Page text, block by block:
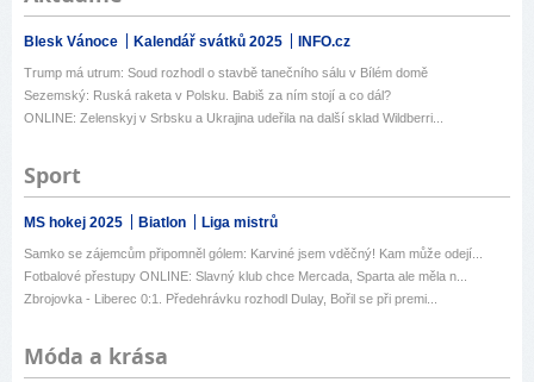
Blesk Vánoce Kalendář svátků 2025 INFO.cz
Trump má utrum: Soud rozhodl o stavbě tanečního sálu v Bílém domě
Sezemský: Ruská raketa v Polsku. Babiš za ním stojí a co dál?
ONLINE: Zelenskyj v Srbsku a Ukrajina udeřila na další sklad Wildberri...
Sport
MS hokej 2025 Biatlon Liga mistrů
Samko se zájemcům připomněl gólem: Karviné jsem vděčný! Kam může odejí...
Fotbalové přestupy ONLINE: Slavný klub chce Mercada, Sparta ale měla n...
Zbrojovka - Liberec 0:1. Předehrávku rozhodl Dulay, Bořil se při premi...
Móda a krása